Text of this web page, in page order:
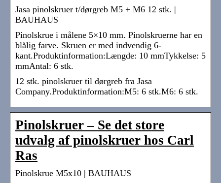
Jasa pinolskruer t/dørgreb M5 + M6 12 stk. |
BAUHAUS
Pinolskrue i målene 5×10 mm. Pinolskruerne har en
blålig farve. Skruen er med indvendig 6-
kant.Produktinformation:Længde: 10 mmTykkelse: 5
mmAntal: 6 stk.
12 stk. pinolskruer til dørgreb fra Jasa
Company.Produktinformation:M5: 6 stk.M6: 6 stk.
Pinolskruer – Se det store
udvalg af pinolskruer hos Carl
Ras
Pinolskrue M5x10 | BAUHAUS